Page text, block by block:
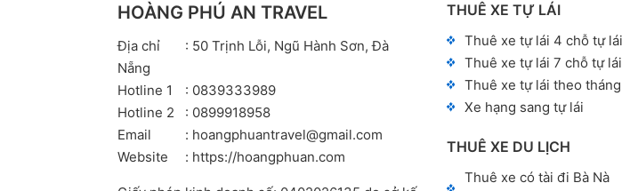
HOÀNG PHÚ AN TRAVEL
Địa chỉ
: 50 Trịnh Lỗi, Ngũ Hành Sơn, Đà
Nẵng
Hotline 1
: 0839333989
Hotline 2
: 0899918958
Email
: hoangphuantravel@gmail.com
Website
: https://hoangphuan.com
THUÊ XE TỰ LÁI
Thuê xe tự lái 4 chỗ tự lái
Thuê xe tự lái 7 chỗ tự lái
Thuê xe tự lái theo tháng
Xe hạng sang tự lái
THUÊ XE DU LỊCH
Thuê xe có tài đi Bà Nà